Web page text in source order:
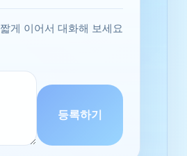
짧게 이어서 대화해 보세요
등록하기